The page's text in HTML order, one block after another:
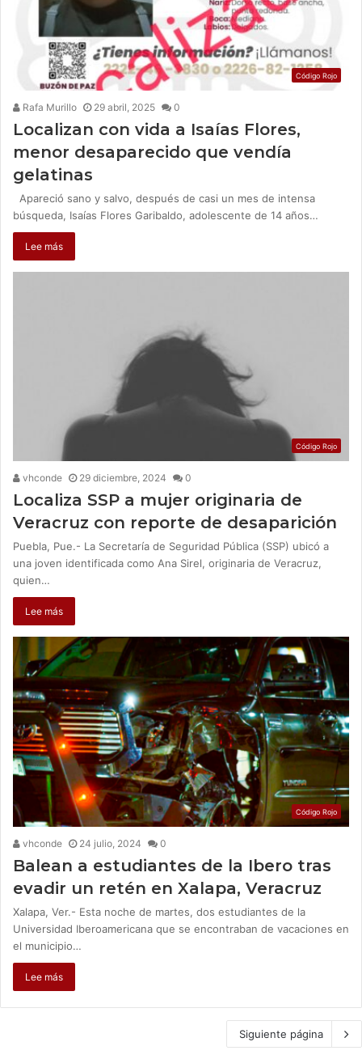
Código Rojo
Rafa Murillo 29 abril, 2025 0
Localizan con vida a Isaías Flores,
menor desaparecido que vendía
gelatinas
Apareció sano y salvo, después de casi un mes de intensa
búsqueda, Isaías Flores Garibaldo, adolescente de 14 años…
Lee más
Código Rojo
vhconde 29 diciembre, 2024 0
Localiza SSP a mujer originaria de
Veracruz con reporte de desaparición
Puebla, Pue.- La Secretaría de Seguridad Pública (SSP) ubicó a
una joven identificada como Ana Sirel, originaria de Veracruz,
quien…
Lee más
Código Rojo
vhconde 24 julio, 2024 0
Balean a estudiantes de la Ibero tras
evadir un retén en Xalapa, Veracruz
Xalapa, Ver.- Esta noche de martes, dos estudiantes de la
Universidad Iberoamericana que se encontraban de vacaciones en
el municipio…
Lee más
Siguiente página